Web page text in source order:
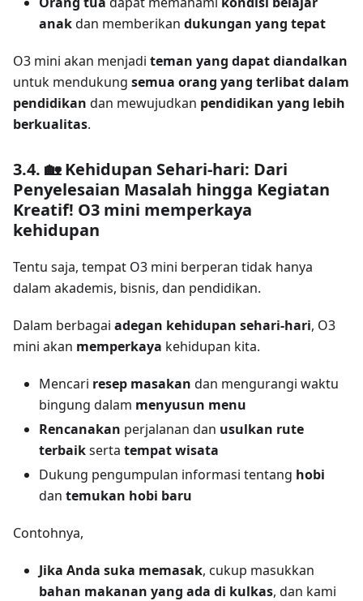
anakdan memberikan dukungan yang tepat
O3 mini akan menjadi teman yang dapat diandalkan
untuk mendukung semua orang yang terlibat dalam
pendidikan dan mewujudkan pendidikan yang lebih
berkualitas.
3.4. 🏡 Kehidupan Sehari-hari: Dari
Penyelesaian Masalah hingga Kegiatan
Kreatif! O3 mini memperkaya
kehidupan
Tentu saja, tempat O3 mini berperan tidak hanya
dalam akademis, bisnis, dan pendidikan.
Dalam berbagai adegan kehidupan sehari-hari, O3
mini akan memperkaya kehidupan kita.
Mencari resep masakan dan mengurangi waktu
bingung dalam menyusun menu
Rencanakan perjalanan dan usulkan rute
terbaikserta tempat wisata
Dukung pengumpulan informasi tentang hobi
dan temukan hobi baru
Contohnya,
Jika Anda suka memasak, cukup masukkan
bahan makanan yang ada di kulkas, dan kami